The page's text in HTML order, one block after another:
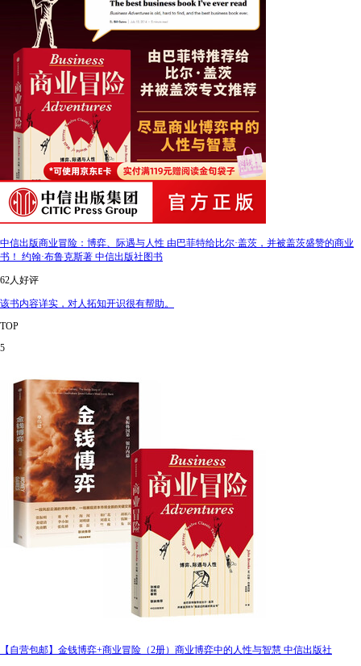
中信出版商业冒险：博弈、际遇与人性 由巴菲特给比尔·盖茨，并被盖茨盛赞的商业
书！ 约翰·布鲁克斯著 中信出版社图书
62人好评
该书内容详实，对人拓知开识很有帮助。
TOP
5
【自营包邮】金钱博弈+商业冒险（2册）商业博弈中的人性与智慧 中信出版社